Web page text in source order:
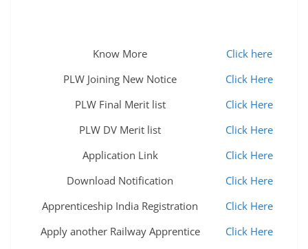
Know More
Click here
PLW Joining New Notice
Click Here
PLW Final Merit list
Click Here
PLW DV Merit list
Click Here
Application Link
Click Here
Download Notification
Click Here
Apprenticeship India Registration
Click Here
Apply another Railway Apprentice
Click Here